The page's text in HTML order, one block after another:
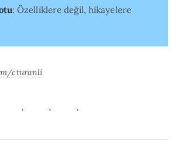
: Özelliklere değil, hikayelere
cturanli